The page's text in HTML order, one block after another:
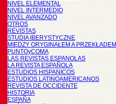
NIVEL ELEMENTAL
NIVEL INTERMEDIO
NIVEL AVANZADO
OTROS
REVISTAS
STUDIA IBERYSTYCZNE
MIĘDZY ORYGINAŁEM A PRZEKŁADEM
PUNTOyCOMA
LAS REVISTAS ESPANOLAS
LA REVISTA ESPAÑOLA
ESTUDIOS HISPANICOS
ESTUDIOS LATINOAMERICANOS
REVISTA DE OCCIDENTE
HISTORIA
ESPAÑA